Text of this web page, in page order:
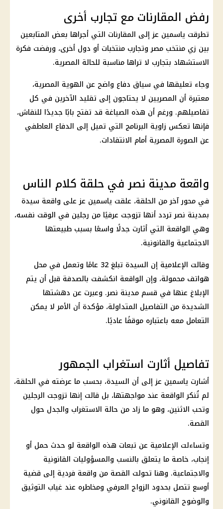
رفض المقارنات مع تجارب أخرى
تطرقت ياسمين عز إلى المقارنات التي أجراها بعض المتابعين
بين زي منتخب مصر وتجارب منتخبات أو دول أخرى، ورفضت فكرة
الاستشهاد بتجارب لا تراها مناسبة للحالة المصرية.
وجاء تعليقها في سياق دفاع واضح عن الهوية المصرية،
معتبرة أن المصريين لا يحتاجون إلى تقليد الآخرين في كل
تفاصيلهم. ورغم أن هذه الصياغة قد تفتح بابًا جديدًا للنقاش،
فإنها تعكس زاوية البرنامج التي تميل إلى الدفاع العاطفي
عن الصورة المصرية أمام الانتقادات.
واقعة مدينة نصر في حلقة كلام الناس
في محور آخر من الحلقة، علقت ياسمين عز على واقعة سيدة
بمدينة نصر تردد أنها تزوجت عرفيًا من رجلين في الوقت نفسه،
وهي الواقعة التي أثارت جدلًا واسعًا بسبب طبيعتها
الاجتماعية والقانونية.
وقالت الإعلامية إن السيدة تبلغ 32 عامًا وتعمل في محل
هواتف محمولة، وإن الواقعة انكشفت بالصدفة قبل أن يتم
الإبلاغ عنها في قسم مدينة نصر. وعبرت عن دهشتها
الشديدة من التفاصيل المتداولة، مؤكدة أن الأمر لا يمكن
التعامل معه باعتباره موقفًا عاديًا.
تفاصيل أثارت استغراب الجمهور
أشارت ياسمين عز إلى أن السيدة، بحسب ما عرضته في الحلقة،
لم تُنكر الواقعة عند مواجهتها، بل قالت إنها تزوجت الرجلين
وتحب الاثنين، وهو ما زاد من حالة الاستغراب والجدل حول
القصة.
وتساءلت الإعلامية عن تبعات هذه الواقعة لو حدث حمل أو
إنجاب، خاصة ما يتعلق بالنسب والمسؤوليات القانونية
والاجتماعية. وهنا تحولت القصة من واقعة فردية إلى قضية
أوسع تتصل بحدود الزواج العرفي ومخاطره عند غياب التوثيق
والوضوح القانوني.